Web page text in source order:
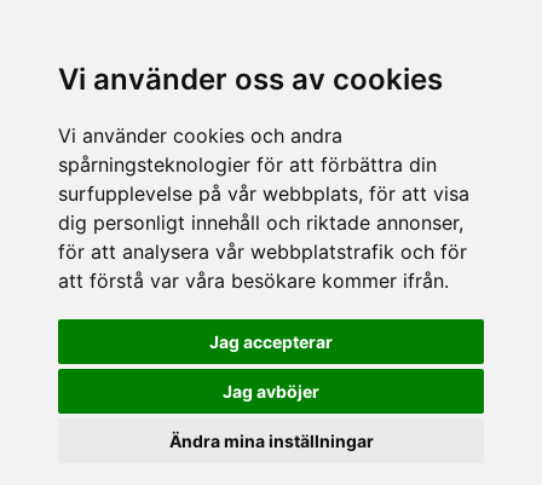
Vi använder oss av cookies
Vi använder cookies och andra
spårningsteknologier för att förbättra din
surfupplevelse på vår webbplats, för att visa
dig personligt innehåll och riktade annonser,
för att analysera vår webbplatstrafik och för
att förstå var våra besökare kommer ifrån.
Jag accepterar
Jag avböjer
Ändra mina inställningar